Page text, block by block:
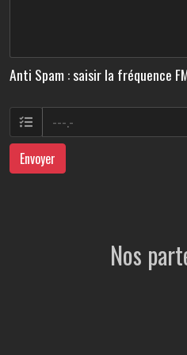
Anti Spam : saisir la fréquence
Envoyer
Nos